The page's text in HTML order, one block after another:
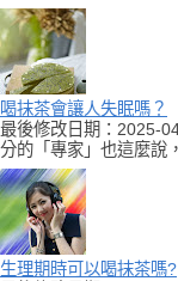
喝抹茶會讓人失眠嗎？
最後修改日期：2025-
分的「專家」也這麼說
生理期時可以喝抹茶嗎?